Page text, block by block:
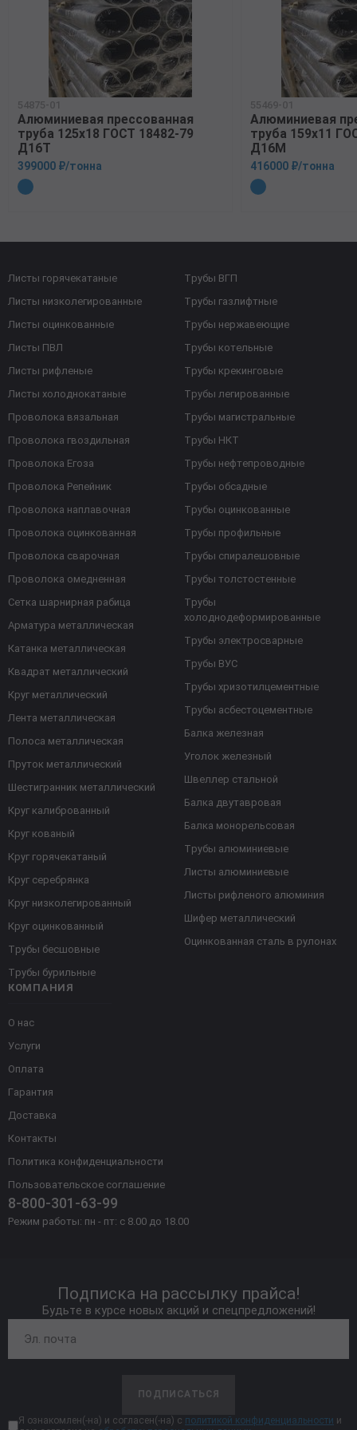
54875-01
Алюминиевая прессованная
труба 125х18 ГОСТ 18482-79
Д16Т
399000 ₽/тонна
55469-01
Алюминиевая
труба 159х11
Д16М
416000 ₽/тонна
КОМПАНИЯ
О нас
Услуги
Оплата
Гарантия
Доставка
Контакты
Политика конфиденциальности
Пользовательское соглашение
8-800-301-63-99
Режим работы: пн - пт: с 8.00 до 18.00
Листы горячекатаные
Листы низколегированные
Листы оцинкованные
Листы ПВЛ
Листы рифленые
Листы холоднокатаные
Проволока вязальная
Проволока гвоздильная
Проволока Егоза
Проволока Репейник
Проволока наплавочная
Проволока оцинкованная
Проволока сварочная
Проволока омедненная
Сетка шарнирная рабица
Арматура металлическая
Катанка металлическая
Квадрат металлический
Круг металлический
Лента металлическая
Полоса металлическая
Пруток металлический
Шестигранник металлический
Круг калиброванный
Круг кованый
Круг горячекатаный
Круг серебрянка
Круг низколегированный
Круг оцинкованный
Трубы бесшовные
Трубы бурильные
Трубы ВГП
Трубы газлифтные
Трубы нержавеющие
Трубы котельные
Трубы крекинговые
Трубы легированные
Трубы магистральные
Трубы НКТ
Трубы нефтепроводные
Трубы обсадные
Трубы оцинкованные
Трубы профильные
Трубы спиралешовные
Трубы толстостенные
Трубы
холоднодеформированные
Трубы электросварные
Трубы ВУС
Трубы хризотилцементные
Трубы асбестоцементные
Балка железная
Уголок железный
Швеллер стальной
Балка двутавровая
Балка монорельсовая
Трубы алюминиевые
Листы алюминиевые
Листы рифленого алюминия
Шифер металлический
Оцинкованная сталь в рулонах
Подписка на рассылку прайса!
Будьте в курсе новых акций и спецпредложений!
ПОДПИСАТЬСЯ
Я ознакомлен(-на) и согласен(-на) с политикой конфиденциальности и